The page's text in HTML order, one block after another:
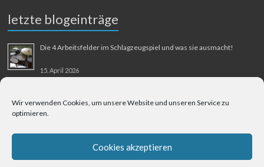
Wir verwenden Cookies, um unsere Website und unseren Service zu
optimieren.
Cookies akzeptieren
letzte blogeinträge
Die 4 Arbeitsfelder im Schlagzeugspiel und was sie ausmacht!
15. April 2026
31. August 2025
Berliner Flughafen Tegel – Berlin-Bangkok